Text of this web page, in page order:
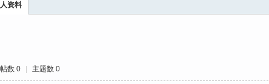
资料
数 0 主题数 0